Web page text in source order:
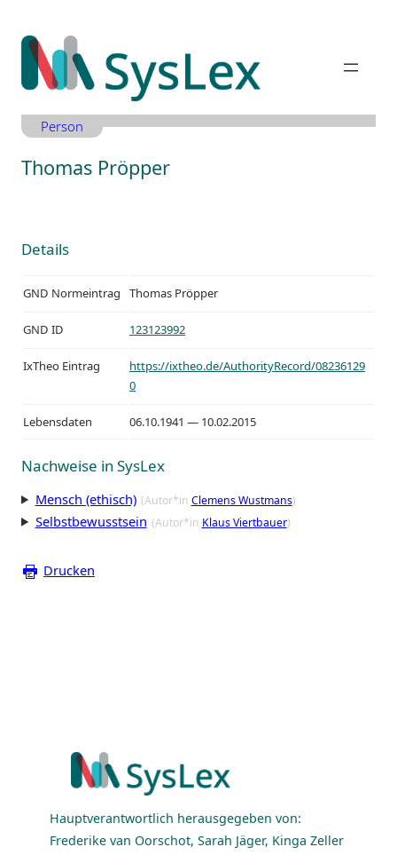
Inhalt
springen
Person
Thomas Pröpper
Details
GND Normeintrag Thomas Pröpper
GND ID 123123992
IxTheo Eintrag
https://ixtheo.de/AuthorityRecord/08236129
0
Lebensdaten 06.10.1941 — 10.02.2015
Nachweise in SysLex
Mensch (ethisch) (Autor*in Clemens Wustmans)
Selbstbewusstsein (Autor*in Klaus Viertbauer)
Drucken
Hauptverantwortlich herausgegeben von:
Frederike van Oorschot, Sarah Jäger, Kinga Zeller